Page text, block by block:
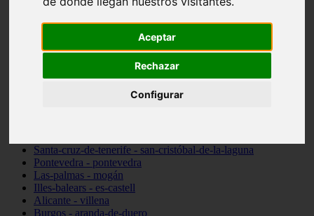
Aceptar
Rechazar
Configurar
Barcelona - sant-cugat-del-vallès
Alicante - l39alfàs-del-pi
Barcelona - vilanova-i-la-geltrú
Illes-balears - alcúdia
Illes-balears - sant-antoni-de-portmany
Santa-cruz-de-tenerife - san-cristóbal-de-la-laguna
Pontevedra - pontevedra
Las-palmas - mogán
Illes-balears - es-castell
Alicante - villena
Burgos - aranda-de-duero